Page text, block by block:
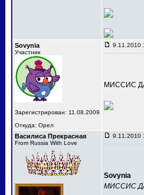
Sovynia
Участник
Зарегистрирован: 11.08.2009
Откуда: Орел
9.11.2010
МИССИС
Василиса Прекрасная
From Russia With Love
9.11.2010
Sovynia
МИССИС